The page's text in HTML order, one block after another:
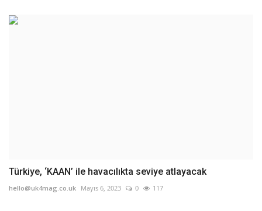
Türkiye, ‘KAAN’ ile havacılıkta seviye atlayacak
hello@uk4mag.co.uk Mayıs 6, 2023 0 117